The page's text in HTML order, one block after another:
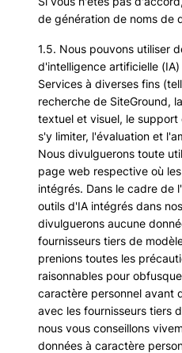
de génération de noms de
1.5. Nous pouvons utiliser
d'intelligence artificielle
Services à diverses fins
recherche de SiteGround,
textuel et visuel, le support
s'y limiter, l'évaluation et
Nous divulguerons toute
page web respective où
intégrés. Dans le cadre de
outils d'IA intégrés dans
divulguerons aucune
fournisseurs tiers de
prenions toutes les
raisonnables pour
caractère personnel avant
avec les fournisseurs tiers
nous vous conseillons
données à caractère